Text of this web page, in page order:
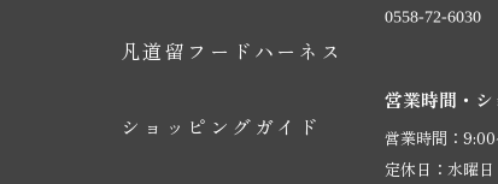
凡道留フードハーネス
ショッピングガイド
営業時間・
営業時間：
定休日：水曜日